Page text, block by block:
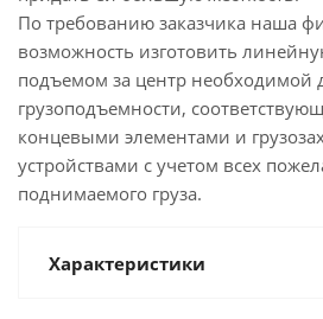
По требованию заказчика наша
возможность изготовить
подъемом за центр необходимой
грузоподъемности,
концевыми элементами и
устройствами с учетом всех
поднимаемого груза.
Характеристики